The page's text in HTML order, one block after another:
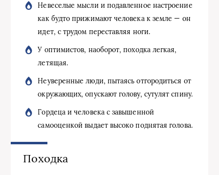
Невеселые мысли и подавленное настроение
как будто прижимают человека к земле — он
идет, с трудом переставляя ноги.
У оптимистов, наоборот, походка легкая,
летящая.
Неуверенные люди, пытаясь отгородиться от
окружающих, опускают голову, сутулят спину.
Гордеца и человека с завышенной
самооценкой выдает высоко поднятая голова.
Походка